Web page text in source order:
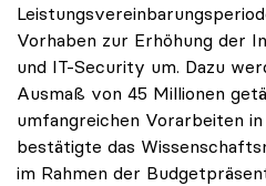
Vorhaben zur Erhöhung der
und IT-Security um. Dazu
Ausmaß von 45 Millionen
umfangreichen Vorarbeiten
bestätigte das
im Rahmen der